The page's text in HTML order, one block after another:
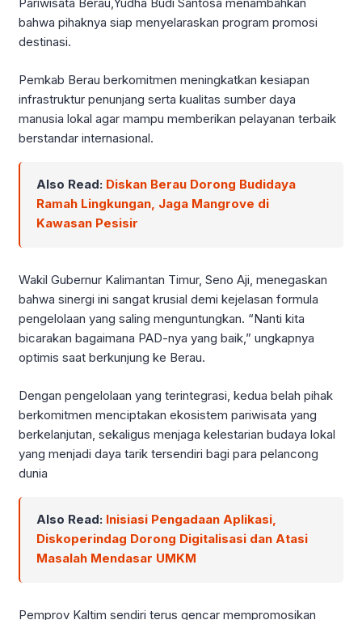
bahwa pihaknya siap menyelaraskan program promosi
destinasi.
Pemkab Berau berkomitmen meningkatkan kesiapan
infrastruktur penunjang serta kualitas sumber daya
manusia lokal agar mampu memberikan pelayanan terbaik
berstandar internasional.
Also Read: Diskan Berau Dorong Budidaya
Ramah Lingkungan, Jaga Mangrove di
Kawasan Pesisir
Wakil Gubernur Kalimantan Timur, Seno Aji, menegaskan
bahwa sinergi ini sangat krusial demi kejelasan formula
pengelolaan yang saling menguntungkan. “Nanti kita
bicarakan bagaimana PAD-nya yang baik,” ungkapnya
optimis saat berkunjung ke Berau.
Dengan pengelolaan yang terintegrasi, kedua belah pihak
berkomitmen menciptakan ekosistem pariwisata yang
berkelanjutan, sekaligus menjaga kelestarian budaya lokal
yang menjadi daya tarik tersendiri bagi para pelancong
dunia
Also Read: Inisiasi Pengadaan Aplikasi,
Diskoperindag Dorong Digitalisasi dan Atasi
Masalah Mendasar UMKM
Pemprov Kaltim sendiri terus gencar mempromosikan